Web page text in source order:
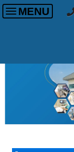
Toggle
MENU